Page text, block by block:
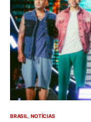
BRASIL NOTÍCIAS